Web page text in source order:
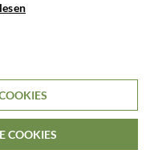
COOKIES